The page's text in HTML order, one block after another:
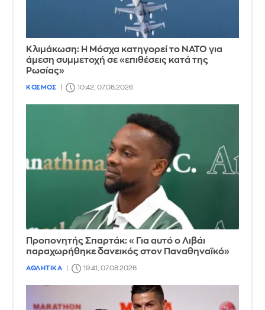
Κλιμάκωση: Η Μόσχα κατηγορεί το ΝΑΤΟ για
άμεση συμμετοχή σε «επιθέσεις κατά της
Ρωσίας»
ΚΟΣΜΟΣ 10:42, 07.08.2026
Προπονητής Σπαρτάκ: «Για αυτό ο Λιβάι
παραχωρήθηκε δανεικός στον Παναθηναϊκό»
ΑΘΛΗΤΙΚΑ 19:41, 07.08.2026